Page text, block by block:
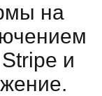
на
и